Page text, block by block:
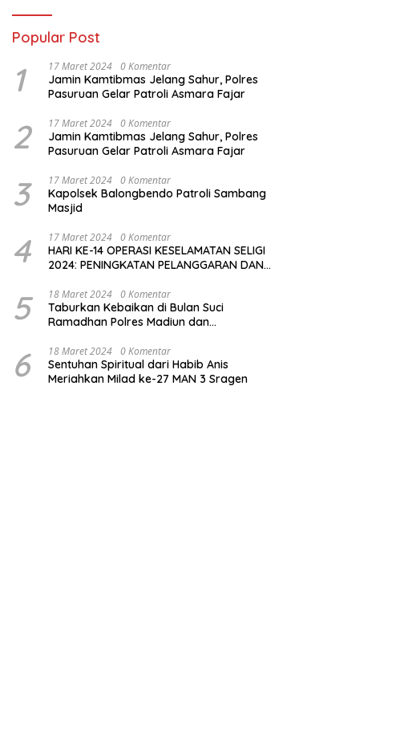
Popular Post
1 17 Maret 2024 0 Komentar
Jamin Kamtibmas Jelang Sahur, Polres
Pasuruan Gelar Patroli Asmara Fajar
2 17 Maret 2024 0 Komentar
Jamin Kamtibmas Jelang Sahur, Polres
Pasuruan Gelar Patroli Asmara Fajar
3 17 Maret 2024 0 Komentar
Kapolsek Balongbendo Patroli Sambang
Masjid
4 17 Maret 2024 0 Komentar
HARI KE-14 OPERASI KESELAMATAN SELIGI
2024: PENINGKATAN PELANGGARAN DAN
5 18 Maret 2024 0 Komentar
Taburkan Kebaikan di Bulan Suci
Ramadhan Polres Madiun dan
6 18 Maret 2024 0 Komentar
Sentuhan Spiritual dari Habib Anis
Meriahkan Milad ke-27 MAN 3 Sragen